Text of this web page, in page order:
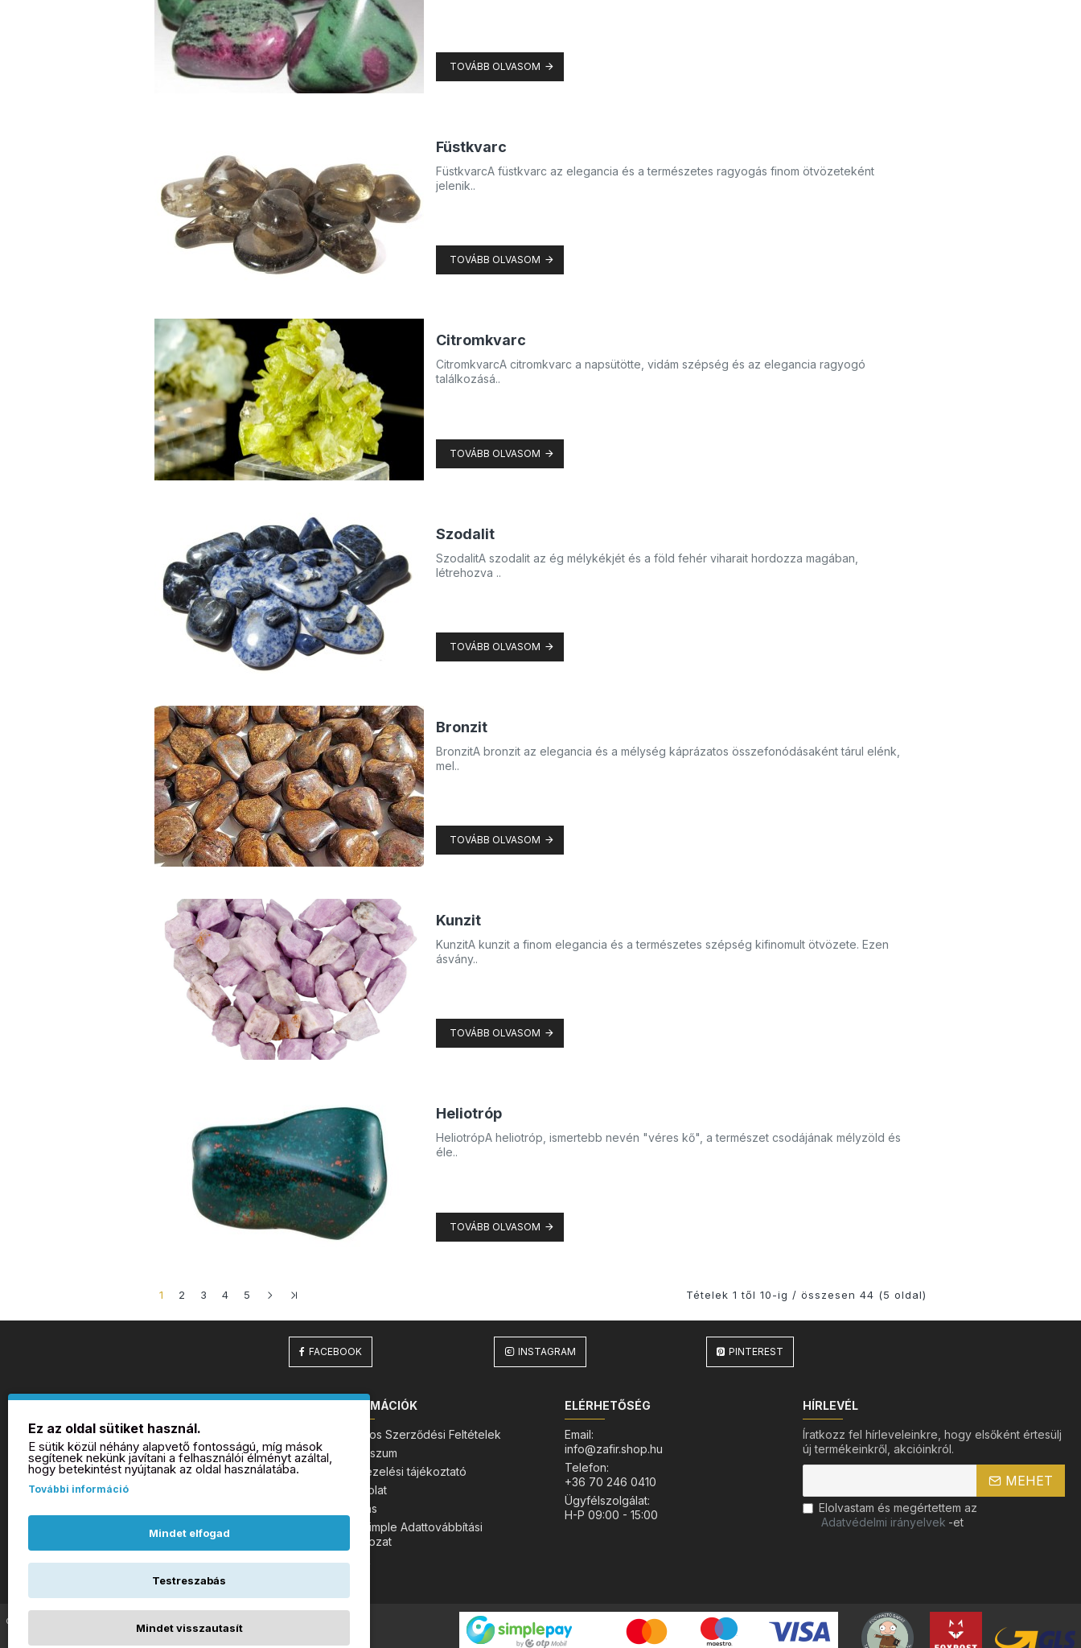
TOVÁBB OLVASOM
Füstkvarc
FüstkvarcA füstkvarc az elegancia és a természetes ragyogás finom ötvözeteként
jelenik..
TOVÁBB OLVASOM
Citromkvarc
CitromkvarcA citromkvarc a napsütötte, vidám szépség és az elegancia ragyogó
találkozásá..
TOVÁBB OLVASOM
Szodalit
SzodalitA szodalit az ég mélykékjét és a föld fehér viharait hordozza magában,
létrehozva ..
TOVÁBB OLVASOM
Bronzit
BronzitA bronzit az elegancia és a mélység káprázatos összefonódásaként tárul elénk,
mel..
TOVÁBB OLVASOM
Kunzit
KunzitA kunzit a finom elegancia és a természetes szépség kifinomult ötvözete. Ezen
ásvány..
TOVÁBB OLVASOM
Heliotróp
HeliotrópA heliotróp, ismertebb nevén "véres kő", a természet csodájának mélyzöld és
éle..
TOVÁBB OLVASOM
1 2 3 4 5 Tételek 1 től 10-ig / összesen 44 (5 oldal)
FACEBOOK INSTAGRAM PINTEREST
INFORMÁCIÓK
Általános Szerződési Feltételek
Impresszum
Adatkezelési tájékoztató
Kapcsolat
Szállítás
OTP Simple Adattovábbítási
nyilatkozat
Rólunk
ELÉRHETŐSÉG
Email:
info@zafir.shop.hu
Telefon:
+36 70 246 0410
Ügyfélszolgálat:
H-P 09:00 - 15:00
HÍRLEVÉL
Íratkozz fel hírleveleinkre, hogy elsőként értesülj
új termékeinkről, akcióinkról.
MEHET
Elolvastam és megértettem az
Adatvédelmi irányelvek -et
©Minden jog fenntartva - ZAFIR webshop
Ez az oldal sütiket használ.
E sütik közül néhány alapvető fontosságú, míg mások
segítenek nekünk javítani a felhasználói élményt azáltal,
hogy betekintést nyújtanak az oldal használatába.
További információ
Mindet elfogad
Testreszabás
Mindet visszautasít